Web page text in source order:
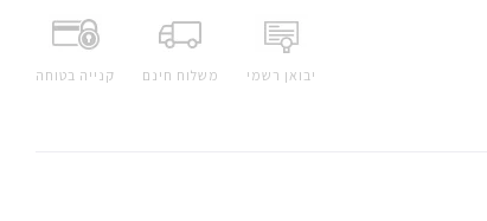
יבואן רשמי משלוח חינם קנייה בטוחה